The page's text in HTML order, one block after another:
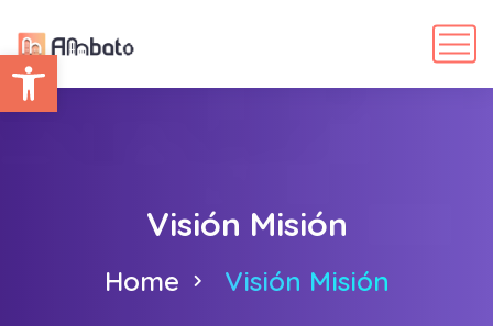
Abrir barra de herramientas
Visión Misión
Home Visión Misión